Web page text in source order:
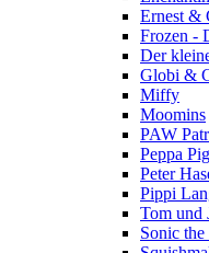
Ernest &
Frozen -
Der
Globi &
Miffy
Moomins
PAW
Peppa Pig
Peter
Pippi
Tom und
Sonic